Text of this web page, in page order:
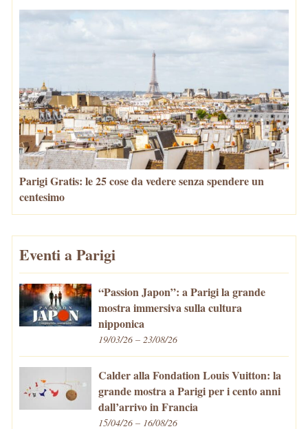
Parigi Gratis: le 25 cose da vedere senza spendere un
centesimo
Eventi a Parigi
“Passion Japon”: a Parigi la grande
mostra immersiva sulla cultura
nipponica
19/03/26 – 23/08/26
Calder alla Fondation Louis Vuitton: la
grande mostra a Parigi per i cento anni
dall’arrivo in Francia
15/04/26 – 16/08/26